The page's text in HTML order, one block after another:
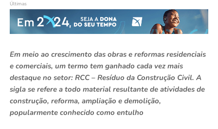
Últimas
Em meio ao crescimento das obras e reformas residenciais
e comerciais, um termo tem ganhado cada vez mais
destaque no setor: RCC – Resíduo da Construção Civil. A
sigla se refere a todo material resultante de atividades de
construção, reforma, ampliação e demolição,
popularmente conhecido como entulho